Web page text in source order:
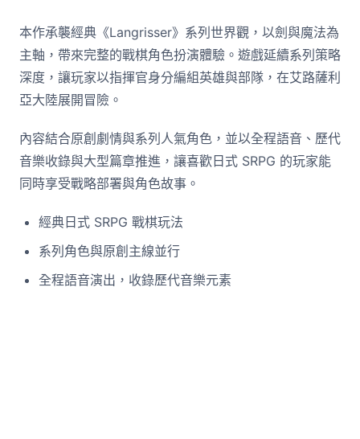
本作承襲經典《Langrisser》系列世界觀，以劍與魔法為
主軸，帶來完整的戰棋角色扮演體驗。遊戲延續系列策略
深度，讓玩家以指揮官身分編組英雄與部隊，在艾路薩利
亞大陸展開冒險。
內容結合原創劇情與系列人氣角色，並以全程語音、歷代
音樂收錄與大型篇章推進，讓喜歡日式 SRPG 的玩家能
同時享受戰略部署與角色故事。
經典日式 SRPG 戰棋玩法
系列角色與原創主線並行
全程語音演出，收錄歷代音樂元素